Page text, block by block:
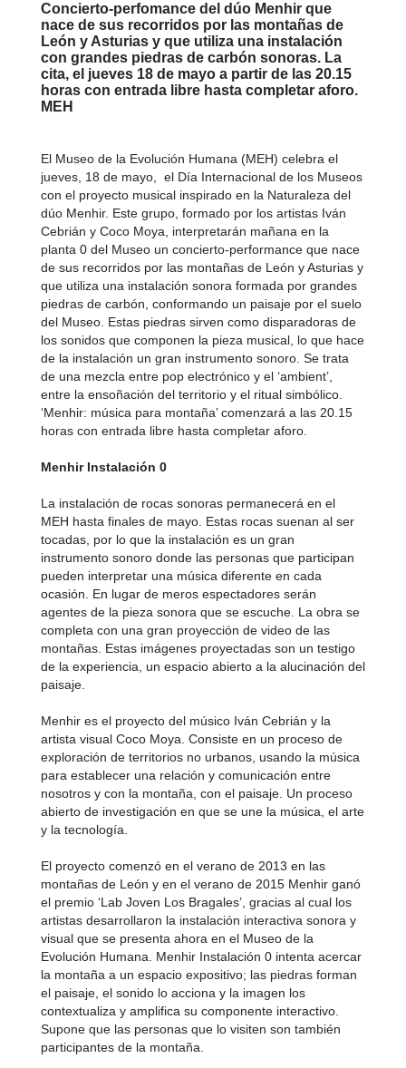
Concierto-perfomance del dúo Menhir que
nace de sus recorridos por las montañas de
León y Asturias y que utiliza una instalación
con grandes piedras de carbón sonoras. La
cita, el jueves 18 de mayo a partir de las 20.15
horas con entrada libre hasta completar aforo.
MEH
El Museo de la Evolución Humana (MEH) celebra el
jueves, 18 de mayo, el Día Internacional de los Museos
con el proyecto musical inspirado en la Naturaleza del
dúo Menhir. Este grupo, formado por los artistas Iván
Cebrián y Coco Moya, interpretarán mañana en la
planta 0 del Museo un concierto-performance que nace
de sus recorridos por las montañas de León y Asturias y
que utiliza una instalación sonora formada por grandes
piedras de carbón, conformando un paisaje por el suelo
del Museo. Estas piedras sirven como disparadoras de
los sonidos que componen la pieza musical, lo que hace
de la instalación un gran instrumento sonoro. Se trata
de una mezcla entre pop electrónico y el ‘ambient’,
entre la ensoñación del territorio y el ritual simbólico.
‘Menhir: música para montaña’ comenzará a las 20.15
horas con entrada libre hasta completar aforo.
Menhir Instalación 0
La instalación de rocas sonoras permanecerá en el
MEH hasta finales de mayo. Estas rocas suenan al ser
tocadas, por lo que la instalación es un gran
instrumento sonoro donde las personas que participan
pueden interpretar una música diferente en cada
ocasión. En lugar de meros espectadores serán
agentes de la pieza sonora que se escuche. La obra se
completa con una gran proyección de video de las
montañas. Estas imágenes proyectadas son un testigo
de la experiencia, un espacio abierto a la alucinación del
paisaje.
Menhir es el proyecto del músico Iván Cebrián y la
artista visual Coco Moya. Consiste en un proceso de
exploración de territorios no urbanos, usando la música
para establecer una relación y comunicación entre
nosotros y con la montaña, con el paisaje. Un proceso
abierto de investigación en que se une la música, el arte
y la tecnología.
El proyecto comenzó en el verano de 2013 en las
montañas de León y en el verano de 2015 Menhir ganó
el premio ‘Lab Joven Los Bragales’, gracias al cual los
artistas desarrollaron la instalación interactiva sonora y
visual que se presenta ahora en el Museo de la
Evolución Humana. Menhir Instalación 0 intenta acercar
la montaña a un espacio expositivo; las piedras forman
el paisaje, el sonido lo acciona y la imagen los
contextualiza y amplifica su componente interactivo.
Supone que las personas que lo visiten son también
participantes de la montaña.